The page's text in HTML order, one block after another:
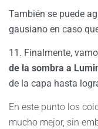
También se puede
gausiano en caso
11. Finalmente,
de la sombra a
de la capa hasta
En este punto los
mucho mejor, sin